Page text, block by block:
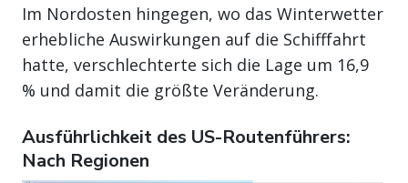
Im Nordosten hingegen, wo das Winterwetter
erhebliche Auswirkungen auf die Schifffahrt
hatte, verschlechterte sich die Lage um 16,9
% und damit die größte Veränderung.
Ausführlichkeit des US-Routenführers:
Nach Regionen